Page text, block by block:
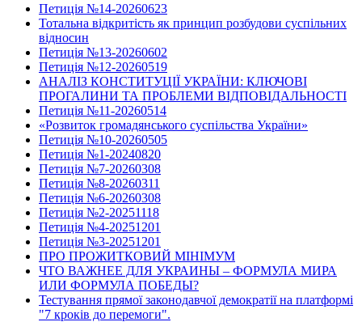
Петиція №14-20260623
Тотальна відкритість як принцип розбудови суспільних
відносин
Петиція №13-20260602
Петиція №12-20260519
АНАЛІЗ КОНСТИТУЦІЇ УКРАЇНИ: КЛЮЧОВІ
ПРОГАЛИНИ ТА ПРОБЛЕМИ ВІДПОВІДАЛЬНОСТІ
Петиція №11-20260514
«Розвиток громадянського суспільства України»
Петиція №10-20260505
Петиція №1-20240820
Петиція №7-20260308
Петиція №8-20260311
Петиція №6-20260308
Петиція №2-20251118
Петиція №4-20251201
Петиція №3-20251201
ПРО ПРОЖИТКОВИЙ МІНІМУМ
ЧТО ВАЖНЕЕ ДЛЯ УКРАИНЫ – ФОРМУЛА МИРА
ИЛИ ФОРМУЛА ПОБЕДЫ?
Тестування прямої законодавчої демократії на платформі
"7 кроків до перемоги".